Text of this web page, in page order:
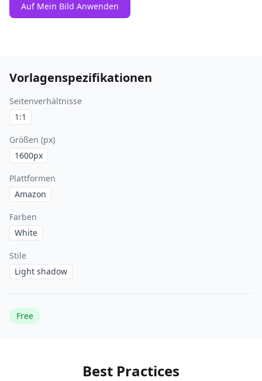
Auf Mein Bild Anwenden
Vorlagenspezifikationen
Seitenverhältnisse
1:1
Größen (px)
1600px
Plattformen
Amazon
Farben
White
Stile
Light shadow
Free
Best Practices